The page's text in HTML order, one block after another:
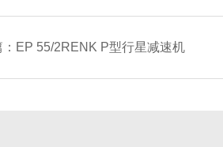
EP 55/2RENK P型行星减速机